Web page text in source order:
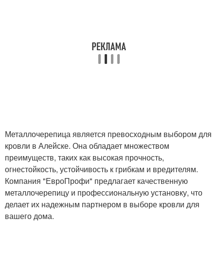
Металлочерепица является превосходным выбором для
кровли в Алейске. Она обладает множеством
преимуществ, таких как высокая прочность,
огнестойкость, устойчивость к грибкам и вредителям.
Компания "ЕвроПрофи" предлагает качественную
металлочерепицу и профессиональную установку, что
делает их надежным партнером в выборе кровли для
вашего дома.